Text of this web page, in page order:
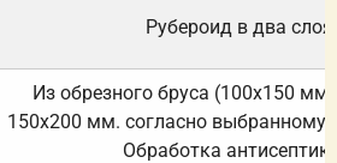
Рубероид в два слоя.
Из обрезного бруса (100х150
150х200 мм. согласно выбранному
Обработка